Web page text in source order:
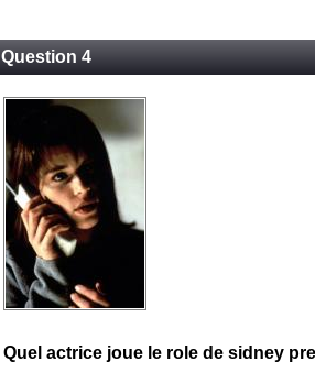
Question 4
Quel actrice joue le role de sidney